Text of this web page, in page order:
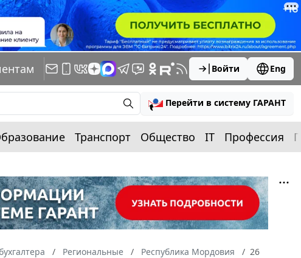
Войти Eng
Перейти в систему ГАРАНТ
Транспорт Общество IT Профессия
Региональные Республика Мордовия
26